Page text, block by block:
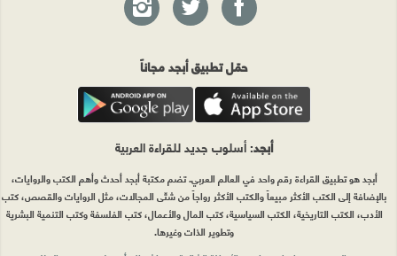
حمّل تطبيق أبجد مجاناً
أبجد: أسلوب جديد للقراءة العربية
أبجد هو تطبيق القراءة رقم واحد في العالم العربي. تضم مكتبة أبجد أحدث وأهم الكتب والروايات،
بالإضافة إلى الكتب الأكثر مبيعاً والكتب الأكثر رواجاً من شتّى المجالات، مثل الروايات والقصص، كتب
الأدب، الكتب التاريخية، الكتب السياسية، كتب المال والأعمال، كتب الفلسفة وكتب التنمية البشرية
وتطوير الذات وغيرها.